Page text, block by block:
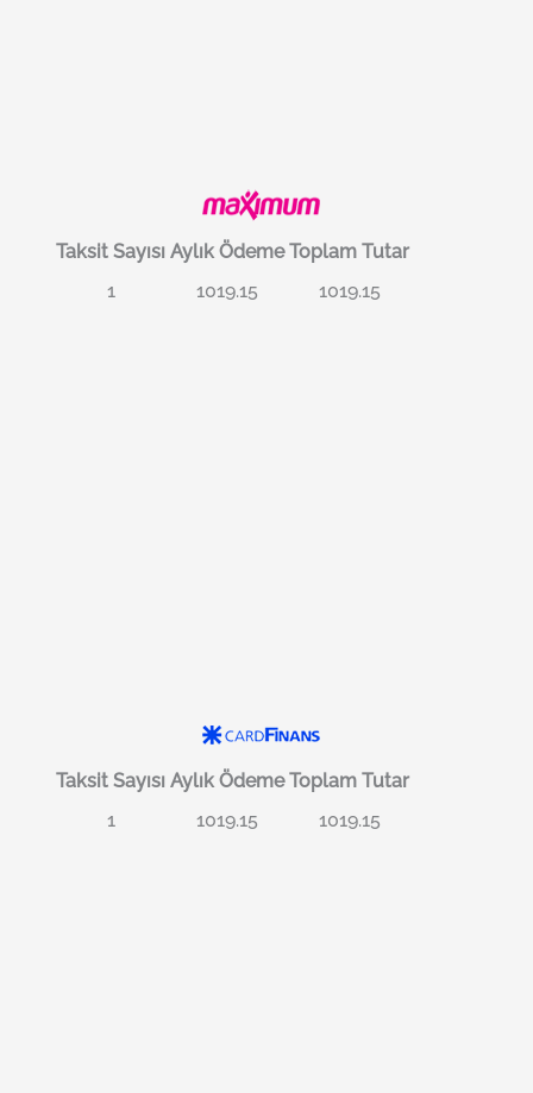
Taksit Sayısı Aylık Ödeme Toplam Tutar
1
1019.15 1019.15
Taksit Sayısı Aylık Ödeme Toplam Tutar
1
1019.15 1019.15